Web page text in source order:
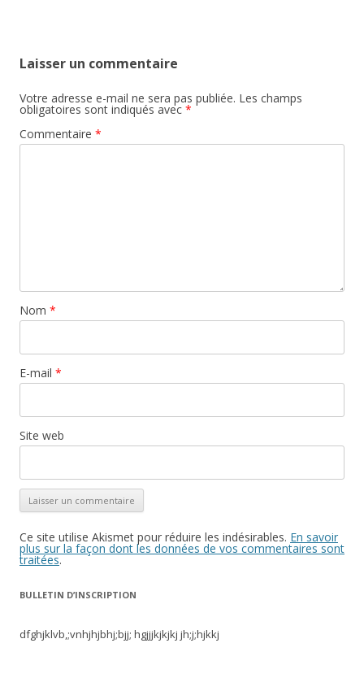
Laisser un commentaire
Votre adresse e-mail ne sera pas publiée. Les champs
obligatoires sont indiqués avec *
Commentaire *
Nom *
E-mail *
Site web
Ce site utilise Akismet pour réduire les indésirables. En savoir
plus sur la façon dont les données de vos commentaires sont
traitées.
BULLETIN D’INSCRIPTION
dfghjklvb,;vnhjhjbhj;bjj; hgjjjkjkjkj jh;j;hjkkj